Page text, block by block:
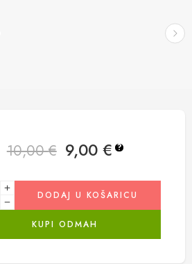
10,00€ 9,00 € ?
DODAJ U KOŠARICU
KUPI ODMAH